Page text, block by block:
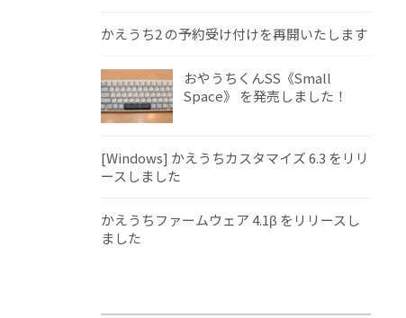
かえうち2 の予約受け付けを再開いたします
おやうちくんSS《Small
Space》 を発売しました！
[Windows] かえうちカスタマイズ 6.3 をリリ
ースしました
かえうちファームウェア 4.1β をリリースし
ました